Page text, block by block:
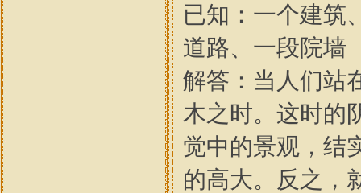
已知：一个建筑
道路、一段院墙
解答：当人们站
木之时。这时的
觉中的景观，结
的高大。反之，